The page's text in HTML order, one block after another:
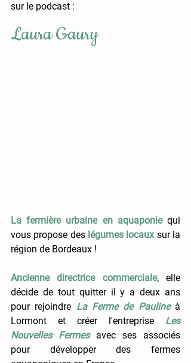
sur le podcast :
Laura Gaury
La fermière urbaine en aquaponie qui
vous propose des légumes locaux sur la
région de Bordeaux !
Ancienne directrice commerciale, elle
décide de tout quitter il y a deux ans
pour rejoindre La Ferme de Pauline à
Lormont et créer l'entreprise
Les
Nouvelles Fermes
avec ses associés
pour développer des fermes